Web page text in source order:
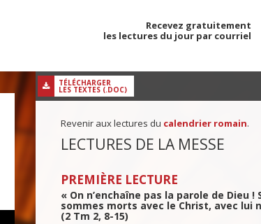
Recevez gratuitement
les lectures du jour par courriel
TÉLÉCHARGER
LES TEXTES (.DOC)
Revenir aux lectures du calendrier romain.
LECTURES DE LA MESSE
PREMIÈRE LECTURE
« On n’enchaîne pas la parole de Dieu !
sommes morts avec le Christ, avec lui
(2 Tm 2, 8-15)